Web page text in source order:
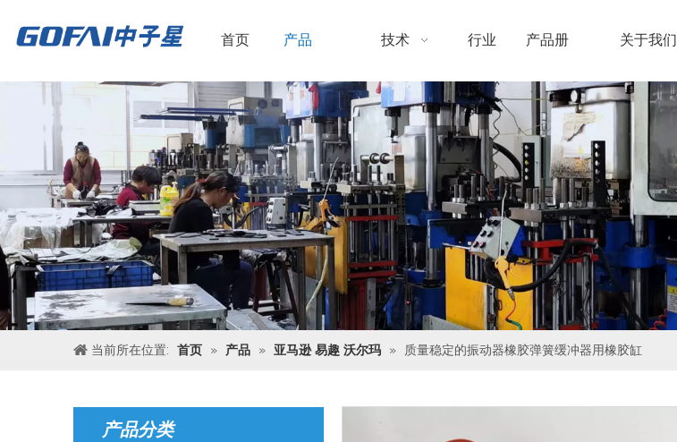
首页 产品 技术 行业 产品册 关于我们
当前所在位置: 首页 » 产品 » 亚马逊 易趣 沃尔玛 » 质量稳定的振动器橡胶弹簧缓冲器用橡胶缸
产品分类